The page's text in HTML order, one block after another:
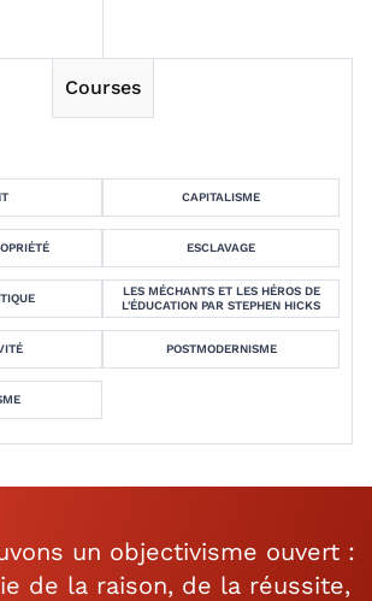
Courses
CAPITALISME
ESCLAVAGE
LES MÉCHANTS ET LES HÉROS DE
L'ÉDUCATION PAR STEPHEN HICKS
POSTMODERNISME
un objectivisme ouvert :
de la raison, de la réussite,